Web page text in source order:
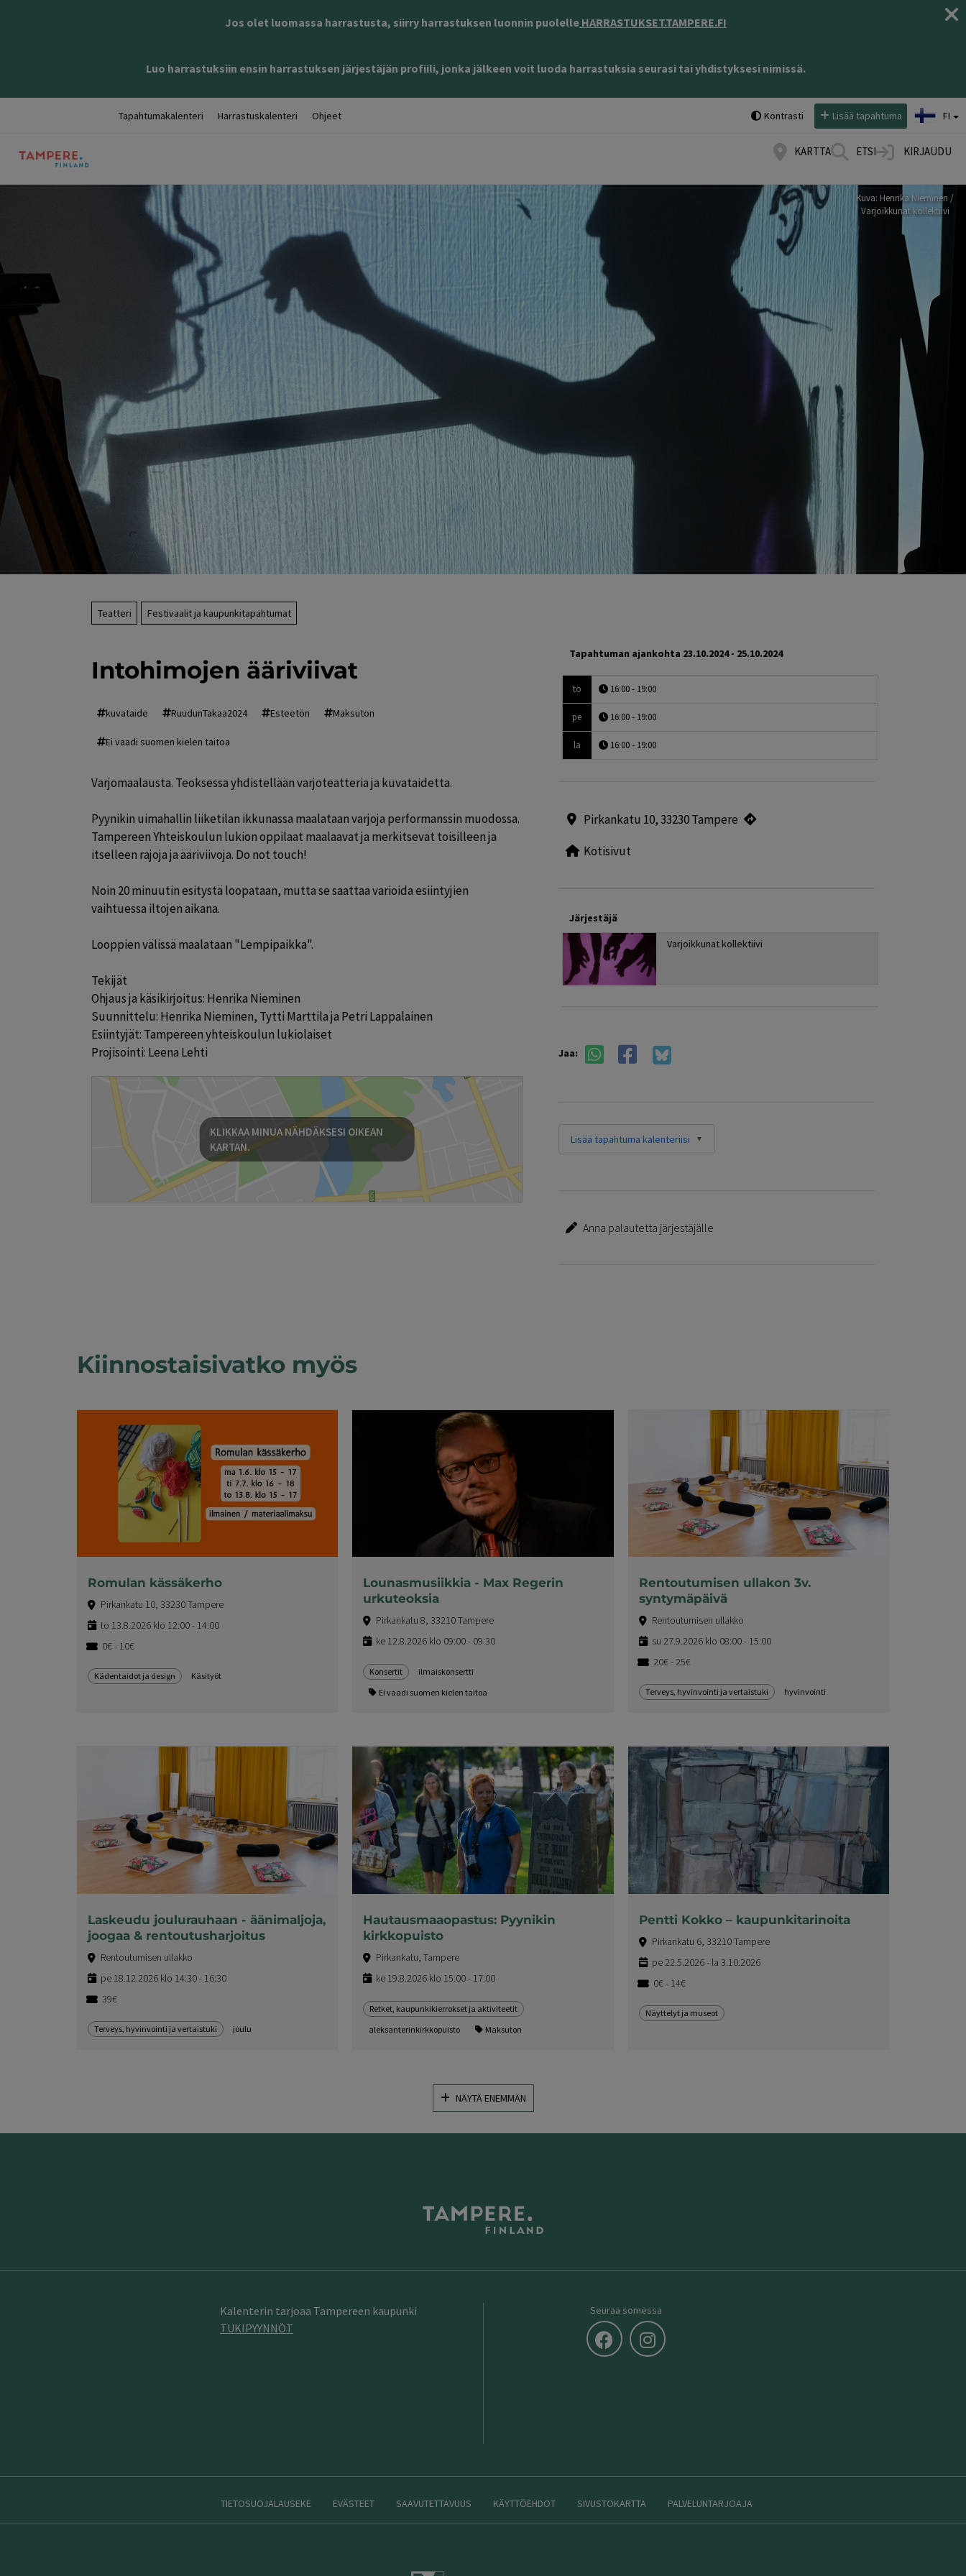
Jos olet luomassa harrastusta, siirry harrastuksen luonnin puolelle HARRASTUKSET.TAMPERE.FI
Luo harrastuksiin ensin harrastuksen järjestäjän profiili, jonka jälkeen voit luoda harrastuksia seurasi tai yhdistyksesi nimissä.
Tapahtumakalenteri Harrastuskalenteri Ohjeet Kontrasti Lisää tapahtuma FI
KARTTA ETSI KIRJAUDU
Kuva: Henrika Nieminen /
Varjoikkunat kollektiivi
Teatteri Festivaalit ja kaupunkitapahtumat
Intohimojen ääriviivat
kuvataide RuudunTakaa2024 Esteetön Maksuton
Ei vaadi suomen kielen taitoa
Varjomaalausta. Teoksessa yhdistellään varjoteatteria ja kuvataidetta.
Pyynikin uimahallin liiketilan ikkunassa maalataan varjoja performanssin muodossa.
Tampereen Yhteiskoulun lukion oppilaat maalaavat ja merkitsevät toisilleen ja
itselleen rajoja ja ääriviivoja. Do not touch!
Noin 20 minuutin esitystä loopataan, mutta se saattaa varioida esiintyjien
vaihtuessa iltojen aikana.
Looppien välissä maalataan "Lempipaikka".
Tekijät
Ohjaus ja käsikirjoitus: Henrika Nieminen
Suunnittelu: Henrika Nieminen, Tytti Marttila ja Petri Lappalainen
Esiintyjät: Tampereen yhteiskoulun lukiolaiset
Projisointi: Leena Lehti
KLIKKAA MINUA NÄHDÄKSESI OIKEAN
KARTAN.
Tapahtuman ajankohta 23.10.2024 - 25.10.2024
to 16:00 - 19:00
pe 16:00 - 19:00
la 16:00 - 19:00
Pirkankatu 10, 33230 Tampere
Kotisivut
Järjestäjä
Varjoikkunat kollektiivi
Jaa:
Lisää tapahtuma kalenteriisi
Anna palautetta järjestäjälle
Kiinnostaisivatko myös
Romulan kässäkerho
Pirkankatu 10, 33230 Tampere
to 13.8.2026 klo 12:00 - 14:00
0€ - 10€
Kädentaidot ja design Käsityöt
Lounasmusiikkia - Max Regerin
urkuteoksia
Pirkankatu 8, 33210 Tampere
ke 12.8.2026 klo 09:00 - 09:30
Konsertit
ilmaiskonsertti
Ei vaadi suomen kielen taitoa
Rentoutumisen ullakon 3v.
syntymäpäivä
Rentoutumisen ullakko
su 27.9.2026 klo 08:00 - 15:00
20€ - 25€
Terveys, hyvinvointi ja vertaistuki hyvinvointi
Laskeudu joulurauhaan - äänimaljoja,
joogaa & rentoutusharjoitus
Rentoutumisen ullakko
pe 18.12.2026 klo 14:30 - 16:30
39€
Terveys, hyvinvointi ja vertaistuki joulu
Hautausmaaopastus: Pyynikin
kirkkopuisto
Pirkankatu, Tampere
ke 19.8.2026 klo 15:00 - 17:00
Retket, kaupunkikierrokset ja aktiviteetit
aleksanterinkirkkopuisto
Maksuton
Pentti Kokko – kaupunkitarinoita
Pirkankatu 6, 33210 Tampere
pe 22.5.2026 - la 3.10.2026
0€ - 14€
Näyttelyt ja museot
NÄYTÄ ENEMMÄN
Kalenterin tarjoaa Tampereen kaupunki
TUKIPYYNNÖT
Seuraa somessa
TIETOSUOJALAUSEKE EVÄSTEET SAAVUTETTAVUUS KÄYTTÖEHDOT SIVUSTOKARTTA PALVELUNTARJOAJA